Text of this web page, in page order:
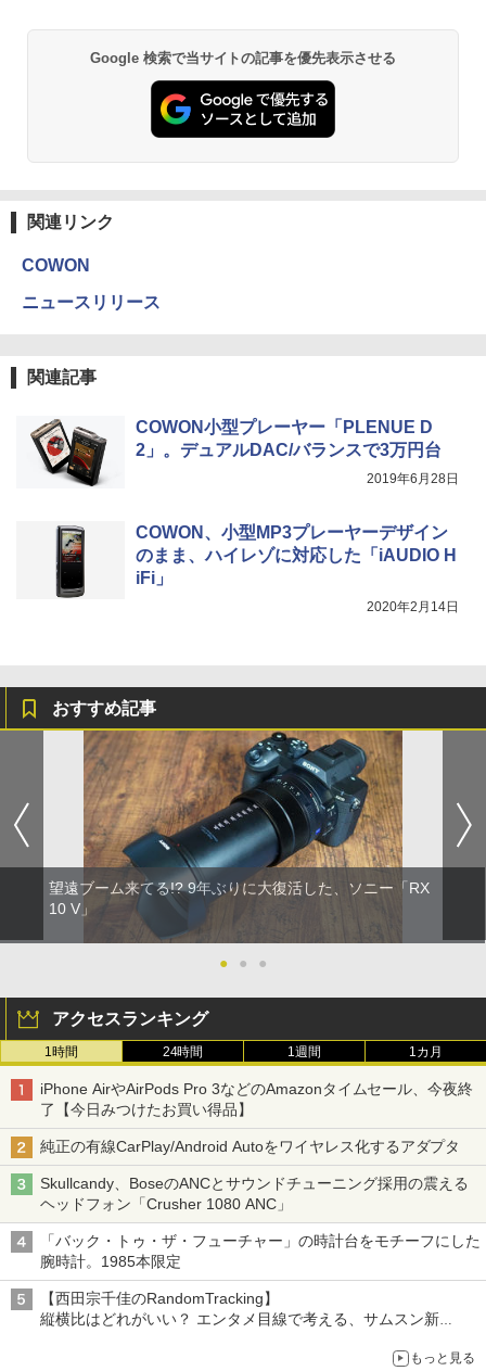
Google 検索で当サイトの記事を優先表示させる
関連リンク
COWON
ニュースリリース
関連記事
COWON小型プレーヤー「PLENUE D
2」。デュアルDAC/バランスで3万円台
2019年6月28日
COWON、小型MP3プレーヤーデザイン
のまま、ハイレゾに対応した「iAUDIO H
iFi」
2020年2月14日
おすすめ記事
望遠ブーム来てる!? 9年ぶりに大復活した、ソニー「RX
10 V」
● ● ●
アクセスランキング
1時間 24時間 1週間 1カ月
iPhone AirやAirPods Pro 3などのAmazonタイムセール、今夜終
了【今日みつけたお買い得品】
純正の有線CarPlay/Android Autoをワイヤレス化するアダプタ
Skullcandy、BoseのANCとサウンドチューニング採用の震える
ヘッドフォン「Crusher 1080 ANC」
「バック・トゥ・ザ・フューチャー」の時計台をモチーフにした
腕時計。1985本限定
【西田宗千佳のRandomTracking】
縦横比はどれがいい？ エンタメ目線で考える、サムスン新
もっと見る